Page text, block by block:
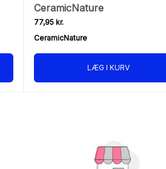
CeramicNature
77,95 kr.
CeramicNature
LÆG I KURV